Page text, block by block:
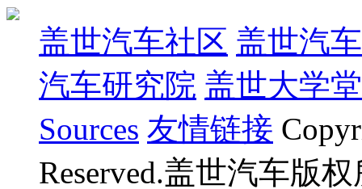
盖世汽车社区 盖世汽
汽车研究院 盖世大学堂
Sources 友情链接
Reserved.盖世汽车版